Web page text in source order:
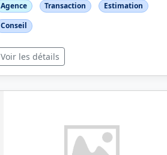
Agence Transaction
Estimation
Conseil
Voir les détails